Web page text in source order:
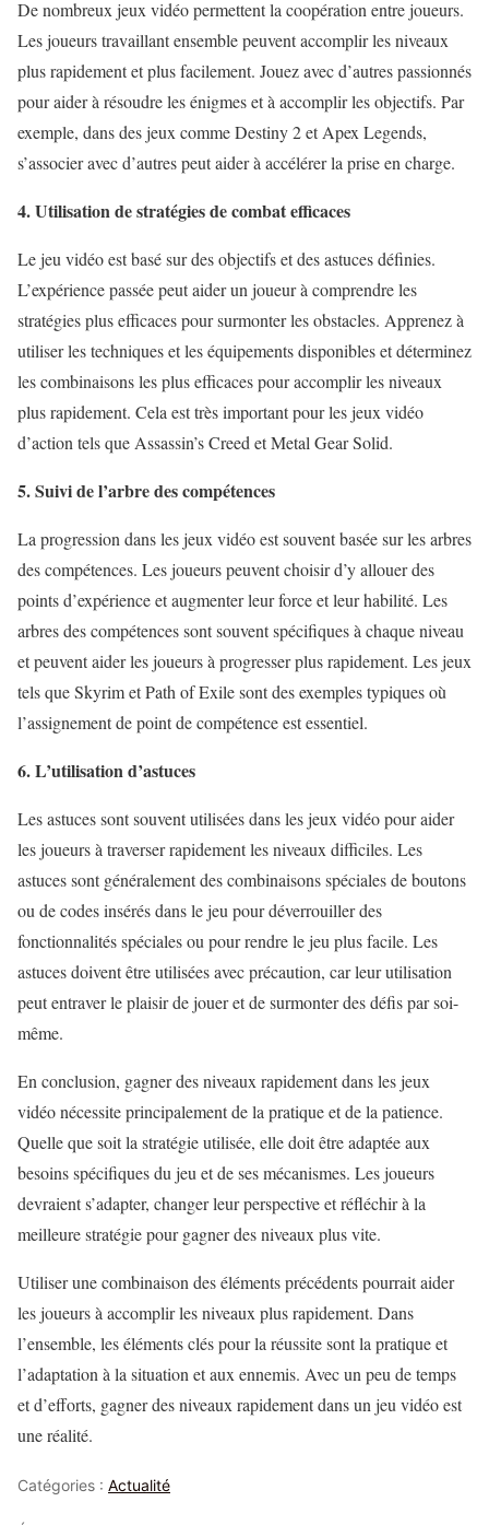
De nombreux jeux vidéo permettent la coopération entre joueurs.
Les joueurs travaillant ensemble peuvent accomplir les niveaux
plus rapidement et plus facilement. Jouez avec d’autres passionnés
pour aider à résoudre les énigmes et à accomplir les objectifs. Par
exemple, dans des jeux comme Destiny 2 et Apex Legends,
s’associer avec d’autres peut aider à accélérer la prise en charge.
4. Utilisation de stratégies de combat efficaces
Le jeu vidéo est basé sur des objectifs et des astuces définies.
L’expérience passée peut aider un joueur à comprendre les
stratégies plus efficaces pour surmonter les obstacles. Apprenez à
utiliser les techniques et les équipements disponibles et déterminez
les combinaisons les plus efficaces pour accomplir les niveaux
plus rapidement. Cela est très important pour les jeux vidéo
d’action tels que Assassin’s Creed et Metal Gear Solid.
5. Suivi de l’arbre des compétences
La progression dans les jeux vidéo est souvent basée sur les arbres
des compétences. Les joueurs peuvent choisir d’y allouer des
points d’expérience et augmenter leur force et leur habilité. Les
arbres des compétences sont souvent spécifiques à chaque niveau
et peuvent aider les joueurs à progresser plus rapidement. Les jeux
tels que Skyrim et Path of Exile sont des exemples typiques où
l’assignement de point de compétence est essentiel.
6. L’utilisation d’astuces
Les astuces sont souvent utilisées dans les jeux vidéo pour aider
les joueurs à traverser rapidement les niveaux difficiles. Les
astuces sont généralement des combinaisons spéciales de boutons
ou de codes insérés dans le jeu pour déverrouiller des
fonctionnalités spéciales ou pour rendre le jeu plus facile. Les
astuces doivent être utilisées avec précaution, car leur utilisation
peut entraver le plaisir de jouer et de surmonter des défis par soi-
même.
En conclusion, gagner des niveaux rapidement dans les jeux
vidéo nécessite principalement de la pratique et de la patience.
Quelle que soit la stratégie utilisée, elle doit être adaptée aux
besoins spécifiques du jeu et de ses mécanismes. Les joueurs
devraient s’adapter, changer leur perspective et réfléchir à la
meilleure stratégie pour gagner des niveaux plus vite.
Utiliser une combinaison des éléments précédents pourrait aider
les joueurs à accomplir les niveaux plus rapidement. Dans
l’ensemble, les éléments clés pour la réussite sont la pratique et
l’adaptation à la situation et aux ennemis. Avec un peu de temps
et d’efforts, gagner des niveaux rapidement dans un jeu vidéo est
une réalité.
Catégories : Actualité